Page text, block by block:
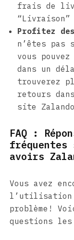
frais de
Profitez
n’êtes
vous
dans un
trouverez
retours
site
FAQ :
avoirs
Vous avez
l’utilisation
problème!
questions